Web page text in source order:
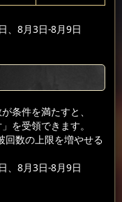
、8月3日-8月9日
条件を満たすと、
を受領できます。
回数の上限を増やせる
、8月3日-8月9日